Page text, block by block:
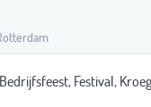
Festival,